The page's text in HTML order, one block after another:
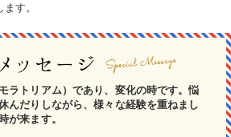
す。
ラトリアム）であり、変化の時です。悩
んだりしながら、様々な経験を重ねまし
が来ます。